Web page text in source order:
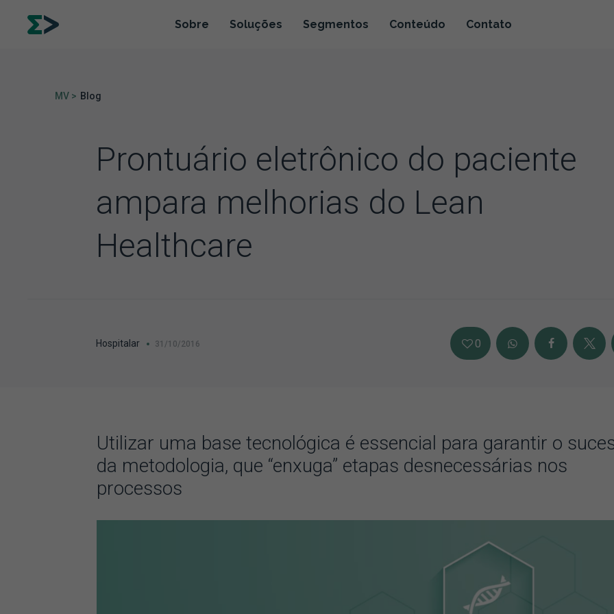
Sobre Soluções Segmentos Conteúdo Contato
MV > Blog
Prontuário eletrônico do paciente
ampara melhorias do Lean
Healthcare
Hospitalar 31/10/2016 0
Utilizar uma base tecnológica é essencial para garantir o
da metodologia, que “enxuga” etapas desnecessárias nos
processos